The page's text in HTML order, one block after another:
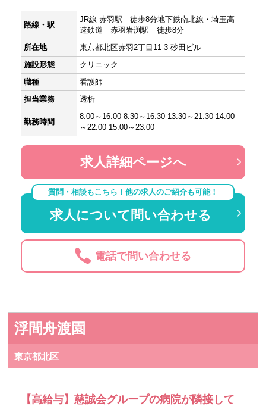
路線・駅
JR線 赤羽駅 徒歩8分地下鉄南北線・埼玉高
速鉄道 赤羽岩渕駅 徒歩8分
所在地
東京都北区赤羽2丁目11-3 砂田ビル
施設形態
クリニック
職種
看護師
担当業務
透析
勤務時間
8:00～16:00 8:30～16:30 13:30～21:30 14:00
～22:00 15:00～23:00
求人詳細ページへ
質問・相談もこちら！他の求人のご紹介も可能！
求人について問い合わせる
電話で問い合わせる
浮間舟渡園
東京都北区
【高給与】慈誠会グループの病院が隣接して